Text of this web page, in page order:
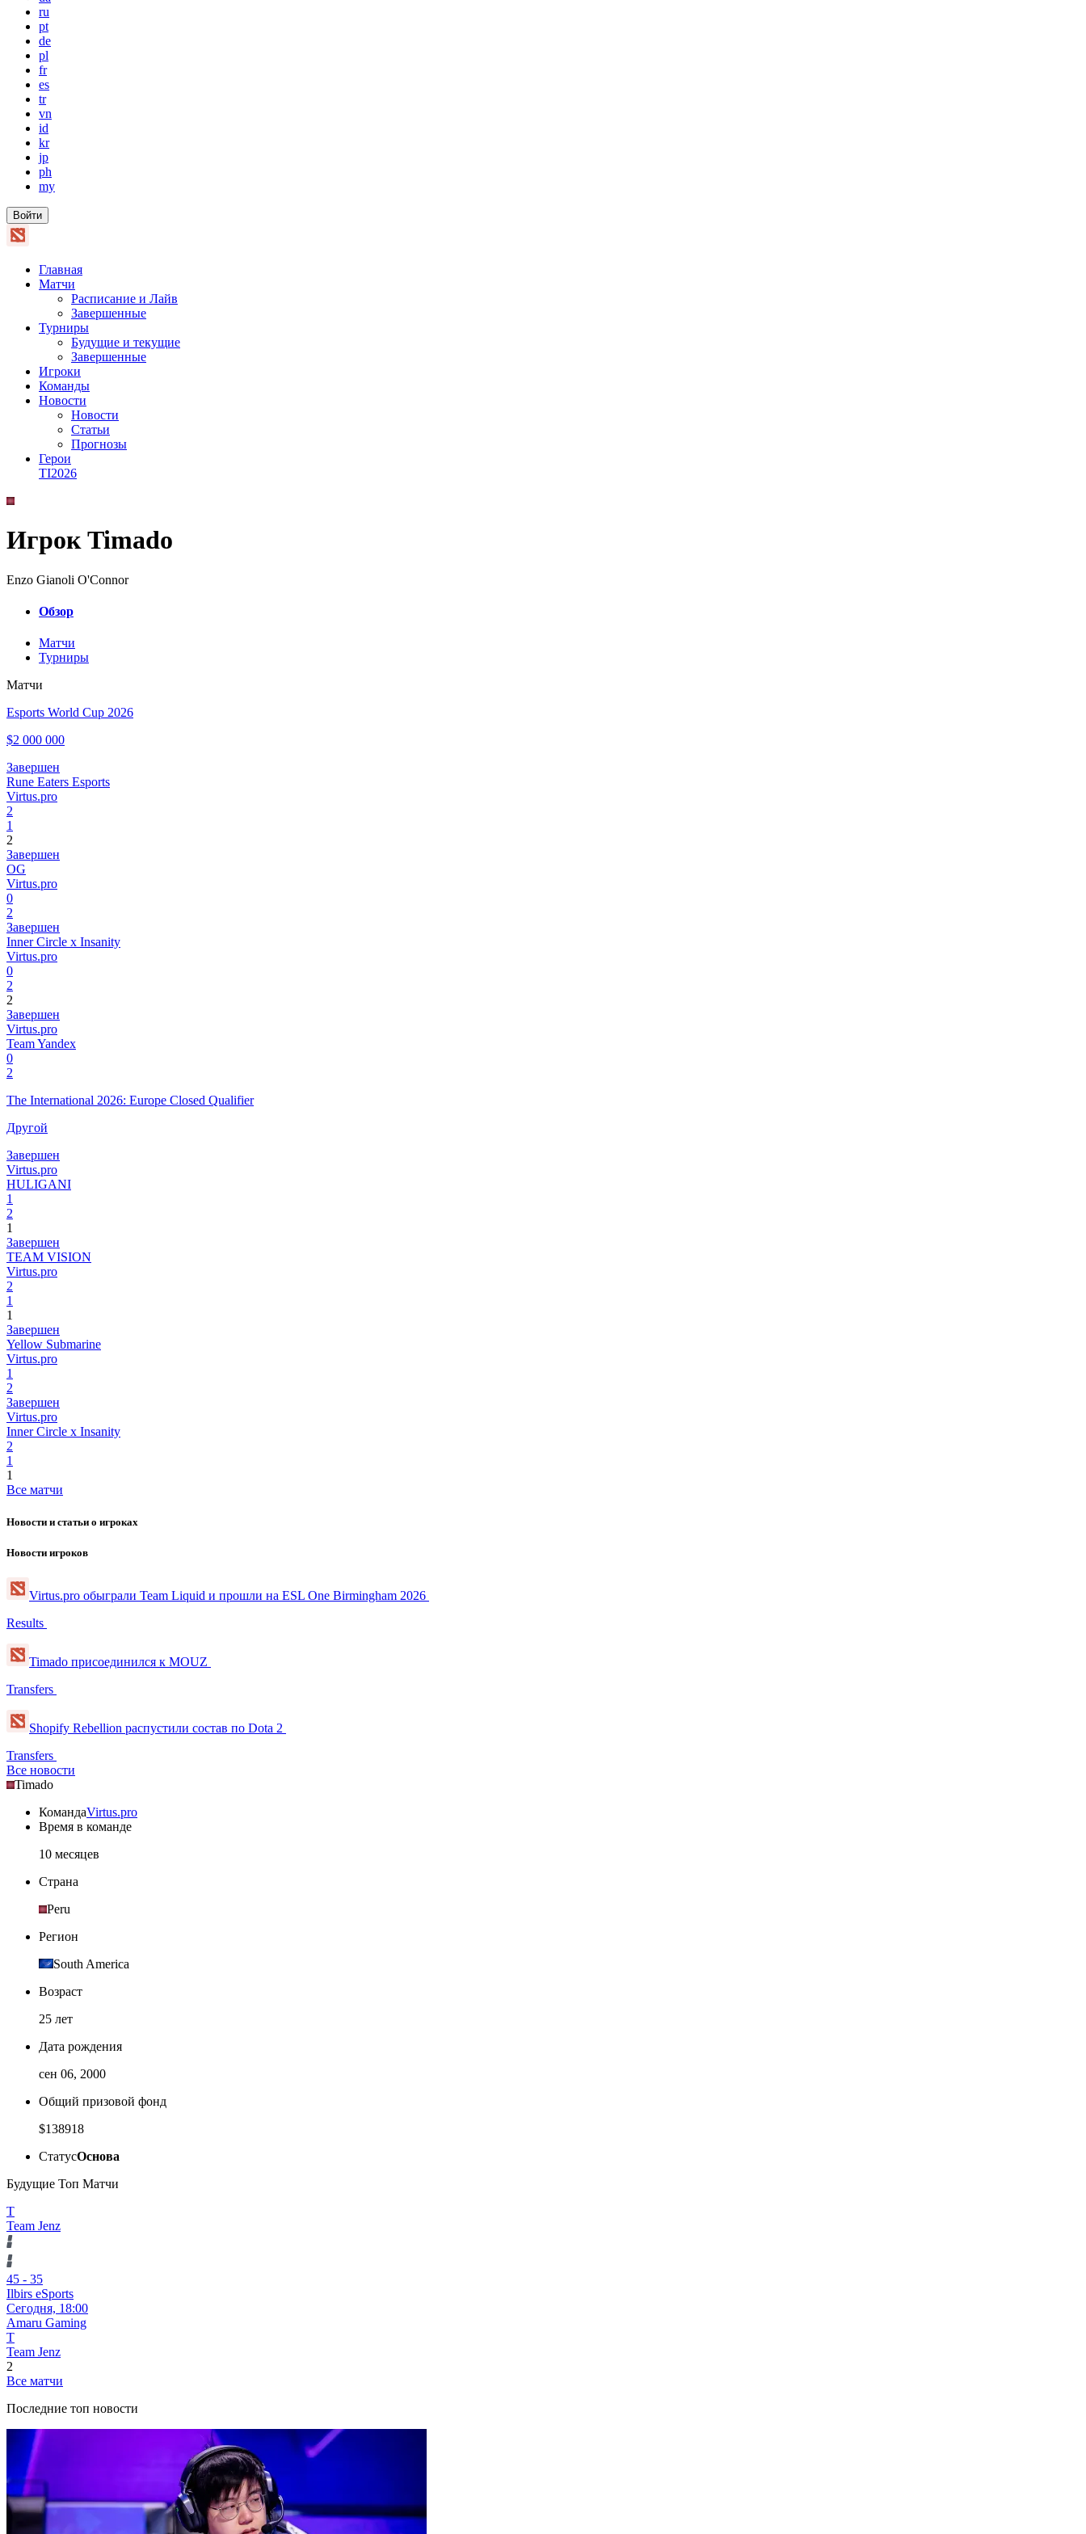
ru
pt
de
pl
fr
es
tr
vn
id
kr
jp
ph
my
Войти
Главная
Матчи
Расписание и Лайв
Завершенные
Турниры
Будущие и текущие
Завершенные
Игроки
Команды
Новости
Новости
Статьи
Прогнозы
Герои
TI2026
Игрок Timado
Enzo Gianoli O'Connor
Обзор
Матчи
Турниры
Матчи
Esports World Cup 2026
$2 000 000
Завершен
Rune Eaters Esports
Virtus.pro
2
1
2
Завершен
OG
Virtus.pro
0
2
Завершен
Inner Circle x Insanity
Virtus.pro
0
2
2
Завершен
Virtus.pro
Team Yandex
0
2
The International 2026: Europe Closed Qualifier
Другой
Завершен
Virtus.pro
HULIGANI
1
2
1
Завершен
TEAM VISION
Virtus.pro
2
1
1
Завершен
Yellow Submarine
Virtus.pro
1
2
Завершен
Virtus.pro
Inner Circle x Insanity
2
1
1
Все матчи
Новости и статьи о игроках
Новости игроков
Virtus.pro обыграли Team Liquid и прошли на ESL One Birmingham 2026
Results
Timado присоединился к MOUZ
Transfers
Shopify Rebellion распустили состав по Dota 2
Transfers
Все новости
Timado
КомандаVirtus.pro
Время в команде
10 месяцев
Страна
Peru
Регион
South America
Возраст
25 лет
Дата рождения
сен 06, 2000
Общий призовой фонд
$138918
СтатусОснова
Будущие Топ Матчи
T
Team Jenz
45 - 35
Ilbirs eSports
Сегодня, 18:00
Amaru Gaming
T
Team Jenz
2
Все матчи
Последние топ новости